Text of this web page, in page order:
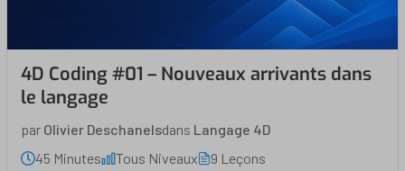
4D Coding #01 – Nouveaux arrivants dans
le langage
par Olivier Deschanelsdans Langage 4D
45 Minutes
Tous Niveaux 9 Leçons